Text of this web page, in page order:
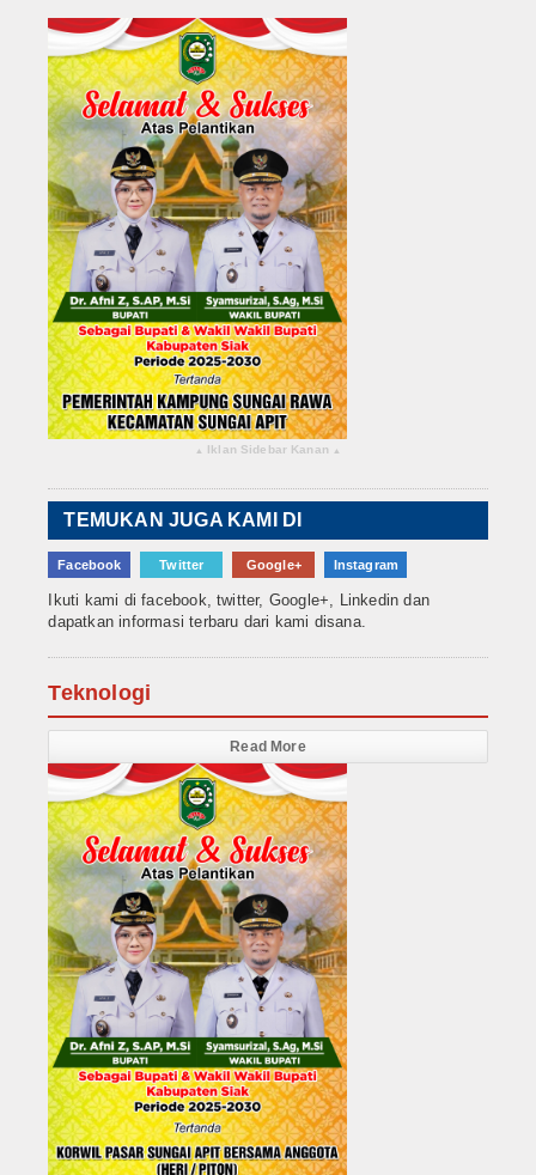
▴ Iklan Sidebar Kanan ▴
TEMUKAN JUGA KAMI DI
Facebook Twitter Google+ Instagram
Ikuti kami di facebook, twitter, Google+, Linkedin dan
dapatkan informasi terbaru dari kami disana.
Teknologi
Read More